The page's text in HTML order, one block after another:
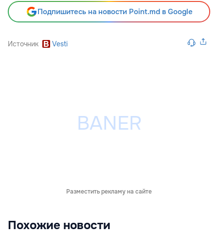
Подпишитесь на новости Point.md в Google
Источник Vesti
Разместить рекламу на сайте
Похожие новости